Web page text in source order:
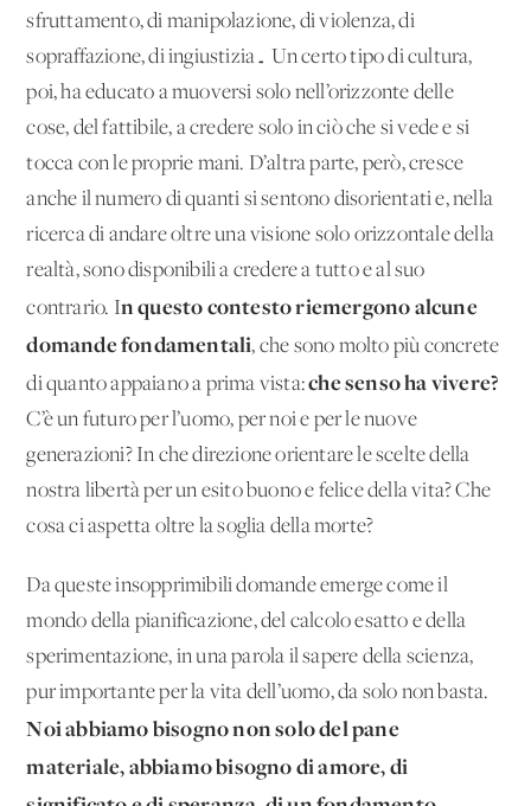
sfruttamento, di manipolazione, di violenza, di
sopraffazione, di ingiustizia… Un certo tipo di cultura,
poi, ha educato a muoversi solo nell’orizzonte delle
cose, del fattibile, a credere solo in ciò che si vede e si
tocca con le proprie mani. D’altra parte, però, cresce
anche il numero di quanti si sentono disorientati e, nella
ricerca di andare oltre una visione solo orizzontale della
realtà, sono disponibili a credere a tutto e al suo
contrario. In questo contesto riemergono alcune
domande fondamentali, che sono molto più concrete
di quanto appaiano a prima vista:che senso ha vivere?
C’è un futuro per l’uomo, per noi e per le nuove
generazioni? In che direzione orientare le scelte della
nostra libertà per un esito buono e felice della vita? Che
cosa ci aspetta oltre la soglia della morte?
Da queste insopprimibili domande emerge come il
mondo della pianificazione, del calcolo esatto e della
sperimentazione, in una parola il sapere della scienza,
pur importante per la vita dell’uomo, da solo non basta.
Noi abbiamo bisogno non solo del pane
materiale, abbiamo bisogno di amore, di